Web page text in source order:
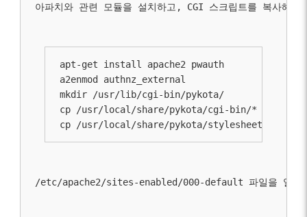
아파치와 관련 모듈을 설치하고, CGI 스크립트를 복사해준
apt-get install apache2 pwauth
a2enmod authnz_external
mkdir /usr/lib/cgi-bin/pykota/
cp /usr/local/share/pykota/cgi-bin/* /usr/
cp /usr/local/share/pykota/stylesheets/
/etc/apache2/sites-enabled/000-default 파일을 열